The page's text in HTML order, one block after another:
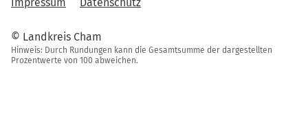
© Landkreis Cham
Hinweis: Durch Rundungen kann die Gesamtsumme der dargestellten
Prozentwerte von 100 abweichen.